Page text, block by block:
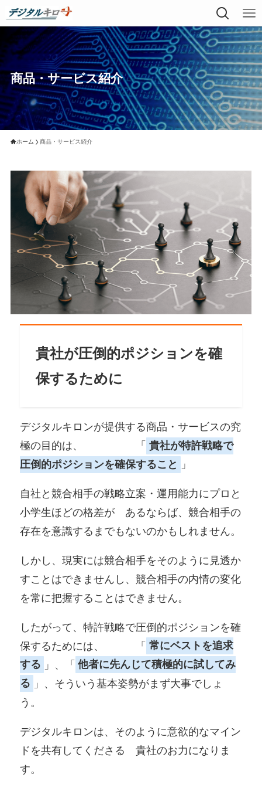
商品・サービス紹介
ホーム 商品・サービス紹介
貴社が圧倒的ポジションを確
保するために
デジタルキロンが提供する商品・サービスの究
極の目的は、 「 貴社が特許戦略で
圧倒的ポジションを確保すること
」
自社と競合相手の戦略立案・運用能力にプロと
小学生ほどの格差が あるならば、競合相手の
存在を意識するまでもないのかもしれません。
しかし、現実には競合相手をそのように見透か
すことはできませんし、競合相手の内情の変化
を常に把握することはできません。
したがって、特許戦略で圧倒的ポジションを確
保するためには、 「 常にベストを追求
する 」、「 他者に先んじて積極的に試してみ
る 」、そういう基本姿勢がまず大事でしょ
う。
デジタルキロンは、そのように意欲的なマイン
ドを共有してくださる 貴社のお力になりま
す。